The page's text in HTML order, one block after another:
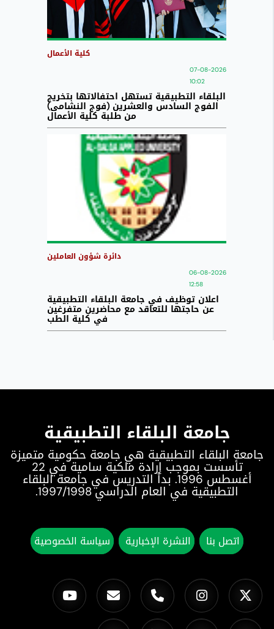
كلية الأعمال
07-08-2026
10:02
البلقاء التطبيقية تستهل احتفالاتها بتخريج
الفوج السادس والعشرين (فوج النشامى)
من طلبة كلية الأعمال
دائرة شؤون العاملين
06-08-2026
12:58
اعلان توظيف في جامعة البلقاء التطبيقية
عن حاجتها للتعاقد مع محاضرين متفرغين
في كلية الطب
جامعة البلقاء التطبيقية
جامعة البلقاء التطبيقية هي جامعة حكومية متميزة
تأسست بموجب إرادة ملكية سامية في 22
أغسطس 1996. بدأ التدريس في جامعة البلقاء
التطبيقية في العام الدراسي 1997/1998.
اتصل بنا النشرة الإخبارية سياسة الخصوصية